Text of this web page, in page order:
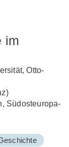
im
Otto-
Südosteuropa-